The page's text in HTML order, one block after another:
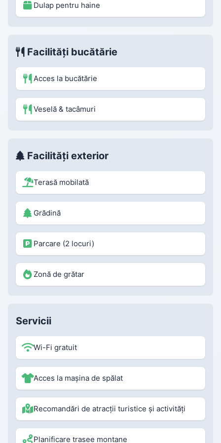
Dulap pentru haine
Facilități bucătărie
Acces la bucătărie
Veselă & tacâmuri
Facilități exterior
Terasă mobilată
Grădină
Parcare (2 locuri)
Zonă de grătar
Servicii
Wi-Fi gratuit
Acces la mașina de spălat
Recomandări de atracții turistice și activități
Planificare trasee montane